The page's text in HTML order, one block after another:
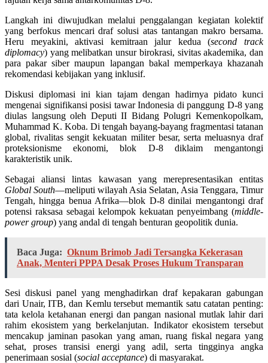
Langkah ini diwujudkan melalui penggalangan kegiatan kolektif
yang berfokus mencari draf solusi atas tantangan makro bersama.
Heru meyakini, aktivasi kemitraan jalur kedua (second track
diplomacy) yang melibatkan unsur birokrasi, sivitas akademika, dan
para pakar siber maupun lapangan bakal memperkaya khazanah
rekomendasi kebijakan yang inklusif.
Diskusi diplomasi ini kian tajam dengan hadirnya pidato kunci
mengenai signifikansi posisi tawar Indonesia di panggung D-8 yang
diulas langsung oleh Deputi II Bidang Polugri Kemenkopolkam,
Muhammad K. Koba. Di tengah bayang-bayang fragmentasi tatanan
global, rivalitas sengit kekuatan militer besar, serta meluasnya draf
proteksionisme ekonomi, blok D-8 diklaim mengantongi
karakteristik unik.
Sebagai aliansi lintas kawasan yang merepresentasikan entitas
Global South—meliputi wilayah Asia Selatan, Asia Tenggara, Timur
Tengah, hingga benua Afrika—blok D-8 dinilai mengantongi draf
potensi raksasa sebagai kelompok kekuatan penyeimbang (middle-
power group) yang andal di tengah benturan geopolitik dunia.
Baca Juga: Oknum Brimob Jadi Tersangka Kekerasan
Anak, Menteri PPPA Desak Proses Hukum Transparan
Sesi diskusi panel yang menghadirkan draf kepakaran gabungan
dari Unair, ITB, dan Kemlu tersebut memantik satu catatan penting:
tata kelola ketahanan energi dan pangan nasional mutlak lahir dari
rahim ekosistem yang berkelanjutan. Indikator ekosistem tersebut
mencakup jaminan pasokan yang aman, ruang fiskal negara yang
sehat, proses transisi energi yang adil, serta tingginya angka
penerimaan sosial (social acceptance) di masyarakat.